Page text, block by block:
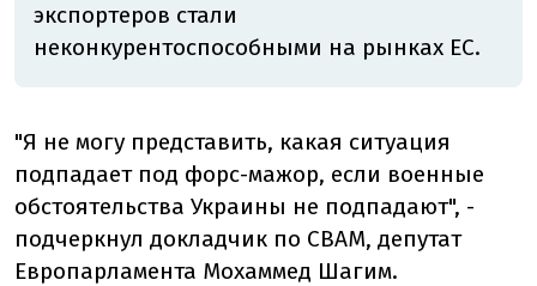
экспортеров стали
неконкурентоспособными на рынках ЕС.
"Я не могу представить, какая ситуация
подпадает под форс-мажор, если военные
обстоятельства Украины не подпадают", -
подчеркнул докладчик по CBAM, депутат
Европарламента Мохаммед Шагим.